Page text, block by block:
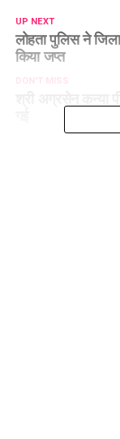
UP NEXT
लोहता पुलिस ने
किया जप्त
DON'T MISS